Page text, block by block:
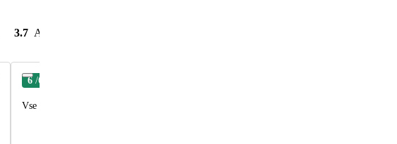
3.7 Atrakcie v okolí
6 /6
Vse supet